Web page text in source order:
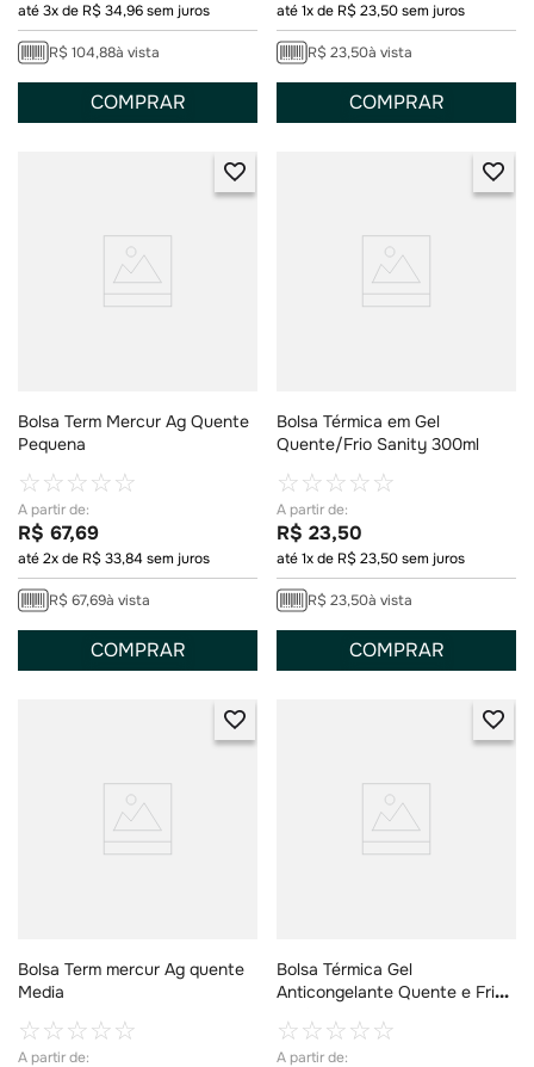
até3x de R$34,96sem juros
R$ 104,88à vista
COMPRAR
até1x de R$23,50sem juros
R$ 23,50à vista
COMPRAR
Bolsa Term Mercur Ag Quente
Pequena
☆☆☆☆☆
R$ 67,69
até2x de R$33,84sem juros
R$ 67,69à vista
COMPRAR
Bolsa Térmica em Gel
Quente/Frio Sanity 300ml
☆☆☆☆☆
R$ 23,50
até1x de R$23,50sem juros
R$ 23,50à vista
COMPRAR
Bolsa Term mercur Ag quente
Media
☆☆☆☆☆
Bolsa Térmica Gel
Anticongelante Quente e Fria
☆☆☆☆☆